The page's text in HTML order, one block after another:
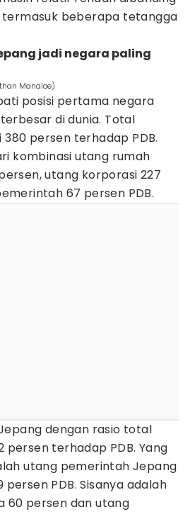
termasuk beberapa tetangga
jadi negara paling
Manaloe)
posisi pertama negara
di dunia. Total
persen terhadap PDB.
kombinasi utang rumah
utang korporasi 227
67 persen PDB.
dengan rasio total
persen terhadap PDB. Yang
utang pemerintah Jepang
persen PDB. Sisanya adalah
60 persen dan utang